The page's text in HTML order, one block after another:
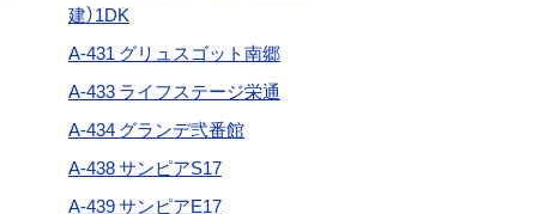
建）1DK
A-431 グリュスゴット南郷
A-433 ライフステージ栄通
A-434 グランデ弐番館
A-438サンピアS17
A-439 サンピアE17